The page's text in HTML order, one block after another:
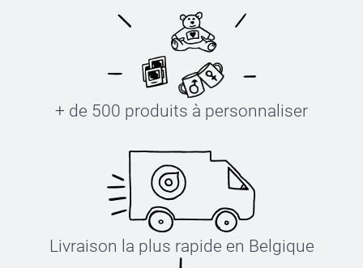
+ de 500 produits à personnaliser
Livraison la plus rapide en Belgique